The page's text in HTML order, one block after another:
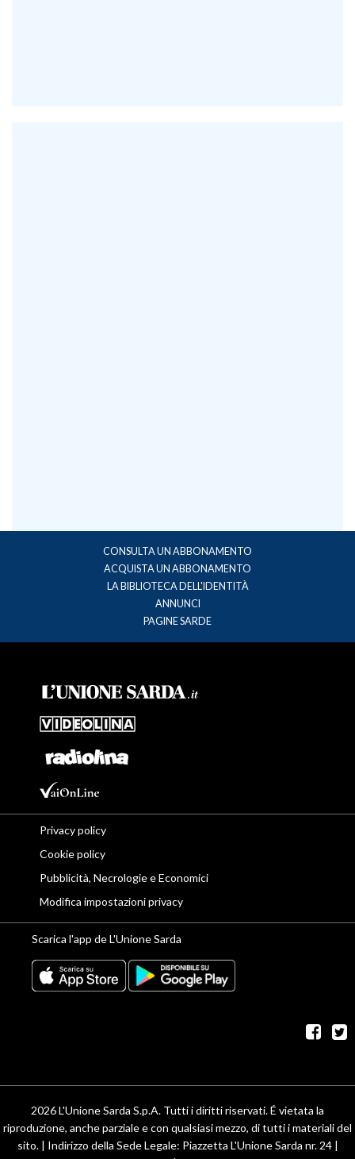
CONSULTA UN ABBONAMENTO
ACQUISTA UN ABBONAMENTO
LA BIBLIOTECA DELL'IDENTITÀ
ANNUNCI
PAGINE SARDE
Privacy policy
Cookie policy
Pubblicità, Necrologie e Economici
Modifica impostazioni privacy
Scarica l'app de L'Unione Sarda
2026 L'Unione Sarda S.p.A. Tutti i diritti riservati. É vietata la
riproduzione, anche parziale e con qualsiasi mezzo, di tutti i materiali del
sito. | Indirizzo della Sede Legale: Piazzetta L'Unione Sarda nr. 24 |